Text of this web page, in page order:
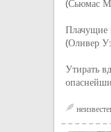
(Сьюмас
Плачущие
(Оливер
Утирать